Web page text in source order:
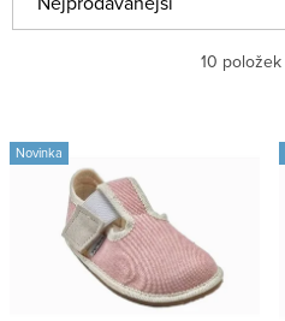
a
n
Nejdražší
10
V
ý
Novinka